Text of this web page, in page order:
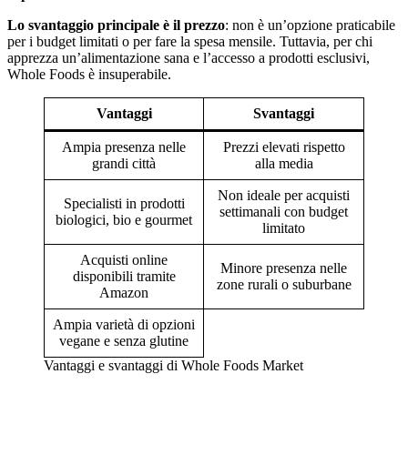
Lo svantaggio principale è il prezzo: non è un’opzione praticabile
per i budget limitati o per fare la spesa mensile. Tuttavia, per chi
apprezza un’alimentazione sana e l’accesso a prodotti esclusivi,
Whole Foods è insuperabile.
Vantaggi Svantaggi
Ampia presenza nelle
grandi città
Prezzi elevati rispetto
alla media
Specialisti in prodotti
biologici, bio e gourmet
Non ideale per acquisti
settimanali con budget
limitato
Acquisti online
disponibili tramite
Amazon
Minore presenza nelle
zone rurali o suburbane
Ampia varietà di opzioni
vegane e senza glutine
Vantaggi e svantaggi di Whole Foods Market